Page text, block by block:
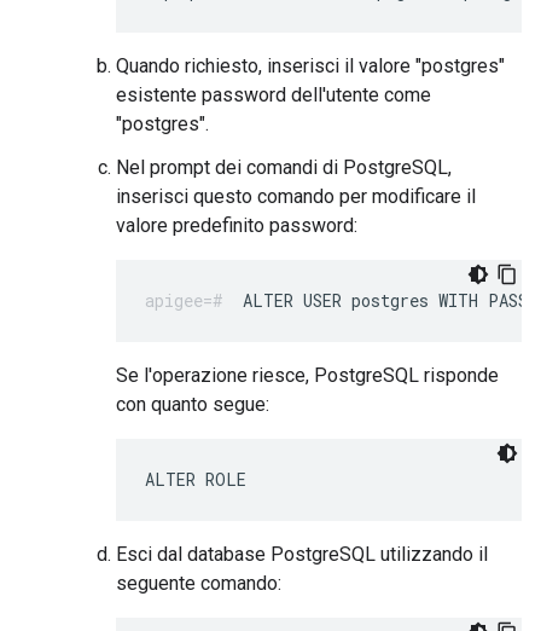
Quando richiesto, inserisci il valore "postgres"
esistente password dell'utente come
"postgres".
Nel prompt dei comandi di PostgreSQL,
inserisci questo comando per modificare il
valore predefinito password:
ALTER USER postgres WITH
Se l'operazione riesce, PostgreSQL risponde
con quanto segue:
ALTER ROLE
Esci dal database PostgreSQL utilizzando il
seguente comando: